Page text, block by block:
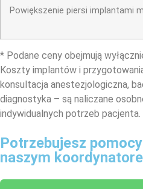
Powiększenie piersi implantami
* Podane ceny obejmują
Koszty implantów i
konsultacja anestezjologiczna,
diagnostyka – są naliczane
indywidualnych potrzeb pacjenta.
Potrzebujesz
naszym